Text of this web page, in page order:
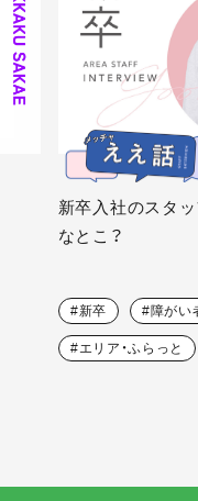
新卒入社のスタ
なとこ？
新卒 障がい
エリア・ふらっと